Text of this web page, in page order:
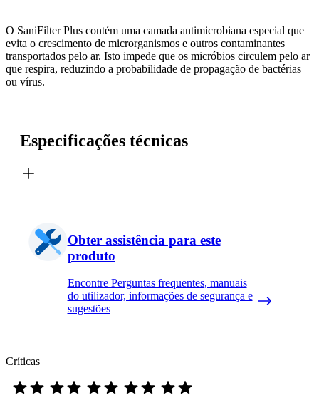
O SaniFilter Plus contém uma camada antimicrobiana especial que
evita o crescimento de microrganismos e outros contaminantes
transportados pelo ar. Isto impede que os micróbios circulem pelo ar
que respira, reduzindo a probabilidade de propagação de bactérias
ou vírus.
Especificações técnicas
Obter assistência para este
produto
Encontre Perguntas frequentes, manuais
do utilizador, informações de segurança e
sugestões
Críticas